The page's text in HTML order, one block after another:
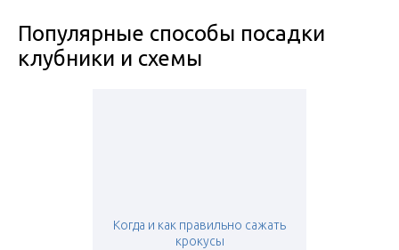
Популярные способы посадки
клубники и схемы
Когда и как правильно сажать
крокусы